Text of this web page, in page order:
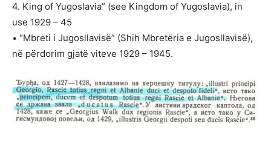
4. King of Yugoslavia” (see Kingdom of Yugoslavia), in
use 1929 – 45
• “Mbreti i Jugosllavisë” (Shih Mbretëria e Jugosllavisë),
në përdorim gjatë viteve 1929 – 1945.